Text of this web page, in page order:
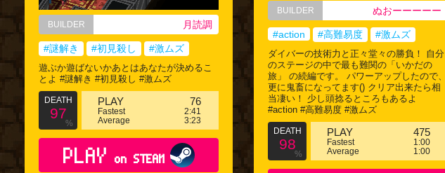
BUILDER ぬおーーーーー
#action #高難易度 #激ムズ
ダイバーの技術力と正々堂々の勝負！ 自分
のステージの中で最も難関の「いかだの
旅」 の続編です。 パワーアップしたので、
更に鬼畜になってます() クリア出来たら相
当凄い！ 少し頭捻るところもあるよ
#action #高難易度 #激ムズ
DEATH
98
%
PLAY 475
Fastest
1:00
Average
1:00
BUILDER 月読調
#謎解き #初見殺し #激ムズ
遊ぶか遊ばないかあとはあなたが決めるこ
とよ #謎解き #初見殺し #激ムズ
DEATH
97
%
PLAY 76
Fastest
2:41
Average
3:23
PLAY on STEAM